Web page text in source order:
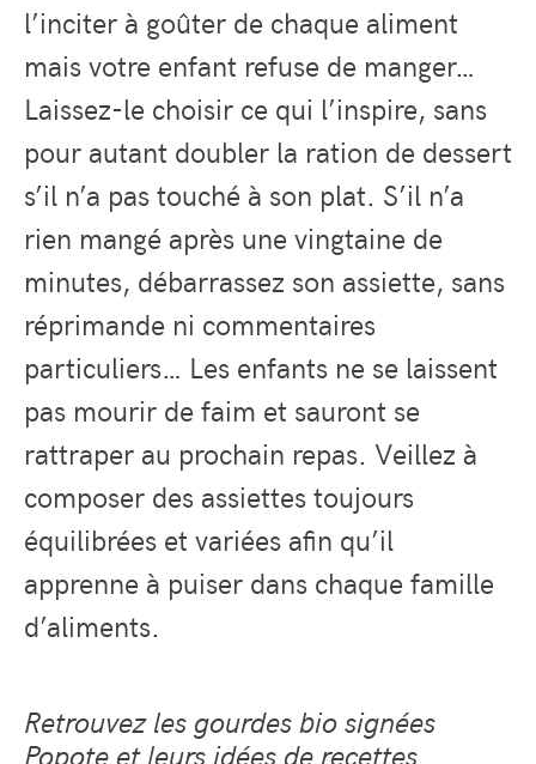
l’inciter à goûter de chaque aliment
mais votre enfant refuse de manger…
Laissez-le choisir ce qui l’inspire, sans
pour autant doubler la ration de dessert
s’il n’a pas touché à son plat. S’il n’a
rien mangé après une vingtaine de
minutes, débarrassez son assiette, sans
réprimande ni commentaires
particuliers… Les enfants ne se laissent
pas mourir de faim et sauront se
rattraper au prochain repas. Veillez à
composer des assiettes toujours
équilibrées et variées afin qu’il
apprenne à puiser dans chaque famille
d’aliments.
Retrouvez les gourdes bio signées
Popote et leurs idées de recettes